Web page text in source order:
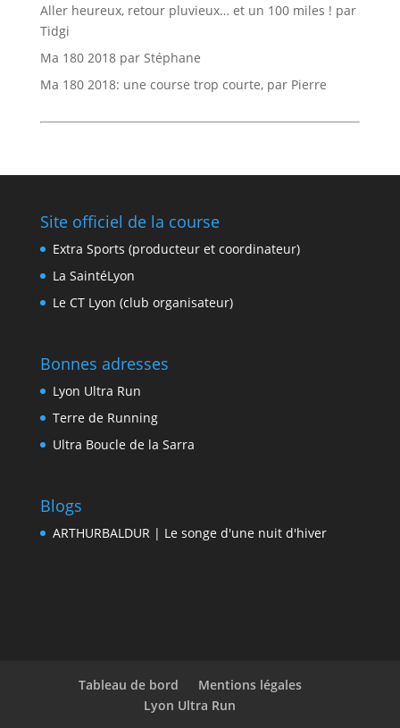
Aller heureux, retour pluvieux… et un 100 miles ! par
Tidgi
Ma 180 2018 par Stéphane
Ma 180 2018: une course trop courte, par Pierre
Site officiel de la course
Extra Sports (producteur et coordinateur)
La SaintéLyon
Le CT Lyon (club organisateur)
Bonnes adresses
Lyon Ultra Run
Terre de Running
Ultra Boucle de la Sarra
Blogs
ARTHURBALDUR | Le songe d'une nuit d'hiver
Tableau de bord
Mentions légales
Lyon Ultra Run